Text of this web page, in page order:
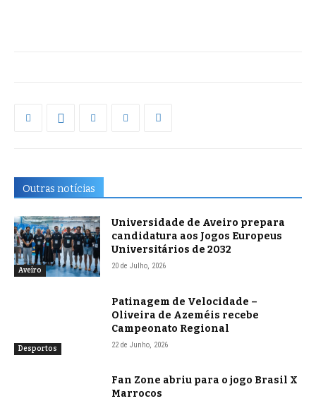
Outras notícias
Aveiro
Universidade de Aveiro prepara
candidatura aos Jogos Europeus
Universitários de 2032
20 de Julho, 2026
Desportos
Patinagem de Velocidade –
Oliveira de Azeméis recebe
Campeonato Regional
22 de Junho, 2026
Fan Zone abriu para o jogo Brasil X
Marrocos